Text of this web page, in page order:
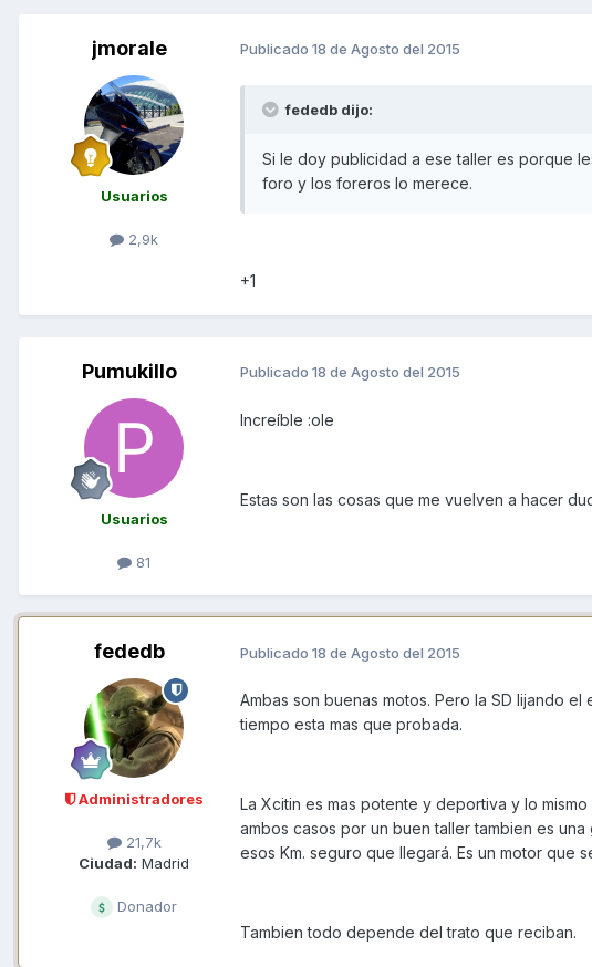
jmorale
Usuarios
2,9k
Publicado 18 de Agosto del 2015
fededb dijo:
Si le doy publicidad a ese taller es porque
foro y los foreros lo merece.
+1
Pumukillo
Usuarios
81
Publicado 18 de Agosto del 2015
Increíble :ole
Estas son las cosas que me vuelven a hacer
fededb
Administradores
21,7k
Ciudad: Madrid
Donador
Publicado 18 de Agosto del 2015
Ambas son buenas motos. Pero la SD lijando
tiempo esta mas que probada.
La Xcitin es mas potente y deportiva y lo
ambos casos por un buen taller tambien es
esos Km. seguro que llegará. Es un motor que
Tambien todo depende del trato que reciban.